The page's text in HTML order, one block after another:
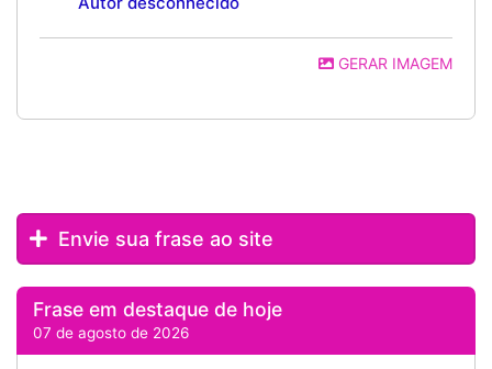
GERAR IMAGEM
Envie sua frase ao site
Frase em destaque de hoje
07 de agosto de 2026